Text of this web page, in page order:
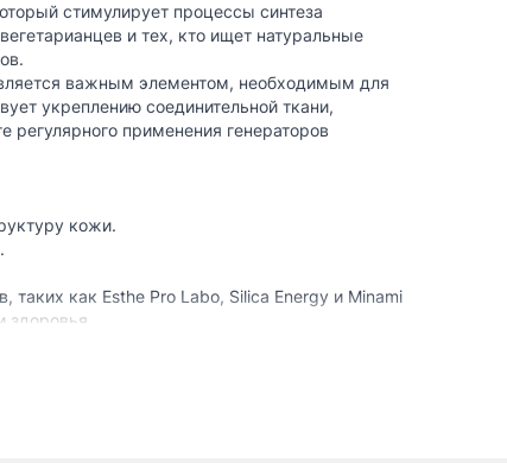
стимулирует процессы синтеза
и тех, кто ищет натуральные
важным элементом, необходимым для
укреплению соединительной ткани,
регулярного применения генераторов
кожи.
таких как Esthe Pro Labo, Silica Energy и Minami